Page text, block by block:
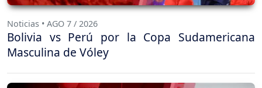
Noticias • AGO 7 / 2026
Bolivia vs Perú por la Copa Sudamericana
Masculina de Vóley